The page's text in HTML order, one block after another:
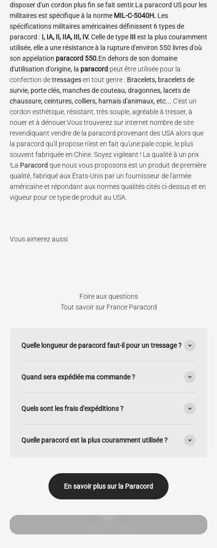
disposer d'un cordon plus fin se fait sentir.La paracord US pour les
militaires est spécifique à la norme MIL-C-5040H. Les
spécifications militaires américaines définissent 6 types de
paracord : I, IA, II, IIA, III, IV. Celle de type IIIest la plus couramment
utilisée, elle a une résistance à la rupture d'environ 550 livres d'où
son appelation paracord 550.En dehors de son domaine
d'utilisation d'origine, la paracord peut être utilisée pour la
confection detressagesen tout genre : Bracelets, bracelets de
survie, porte clés, manches de couteau, dragonnes, lacets de
chaussure, ceintures, colliers, harnais d'animaux, etc... C'est un
cordon esthétique, résistant, très souple, agréable à tresser, à
nouer et à dénouer.Vous trouverez sur internet nombre de site
revendiquant vendre de la paracord provenant des USA alors que
la paracord qu'il propose n'est en fait qu'une pale copie, le plus
souvent fabriquée en Chine. Soyez vigileant ! La qualité à un prix
!La Paracord que nous vous proposons est un produit de première
qualité, fabriqué aux États-Unis par un fournisseur de l'armée
américaine et répondant aux normes qualités cités ci-dessus et en
vigueur pour ce type de produit au USA.
Foire aux questions
Tout savoir sur France Paracord
Quelle longueur de paracord faut-il pour un tressage ?
Quand sera expédiée ma commande ?
Quels sont les frais d'expéditions ?
Quelle paracord est la plus couramment utilisée ?
En savoir plus sur la Paracord
Lancer la video